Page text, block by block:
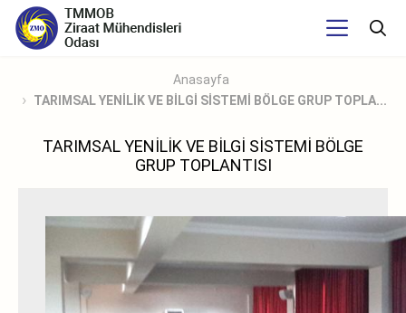
Anasayfa
TARIMSAL YENİLİK VE BİLGİ SİSTEMİ BÖLGE GRUP TOPLA...
TARIMSAL YENİLİK VE BİLGİ SİSTEMİ BÖLGE
GRUP TOPLANTISI